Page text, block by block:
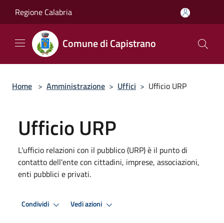
Regione Calabria
Comune di Capistrano
Home > Amministrazione > Uffici > Ufficio URP
Ufficio URP
L'ufficio relazioni con il pubblico (URP) è il punto di
contatto dell'ente con cittadini, imprese, associazioni,
enti pubblici e privati.
Condividi Vedi azioni